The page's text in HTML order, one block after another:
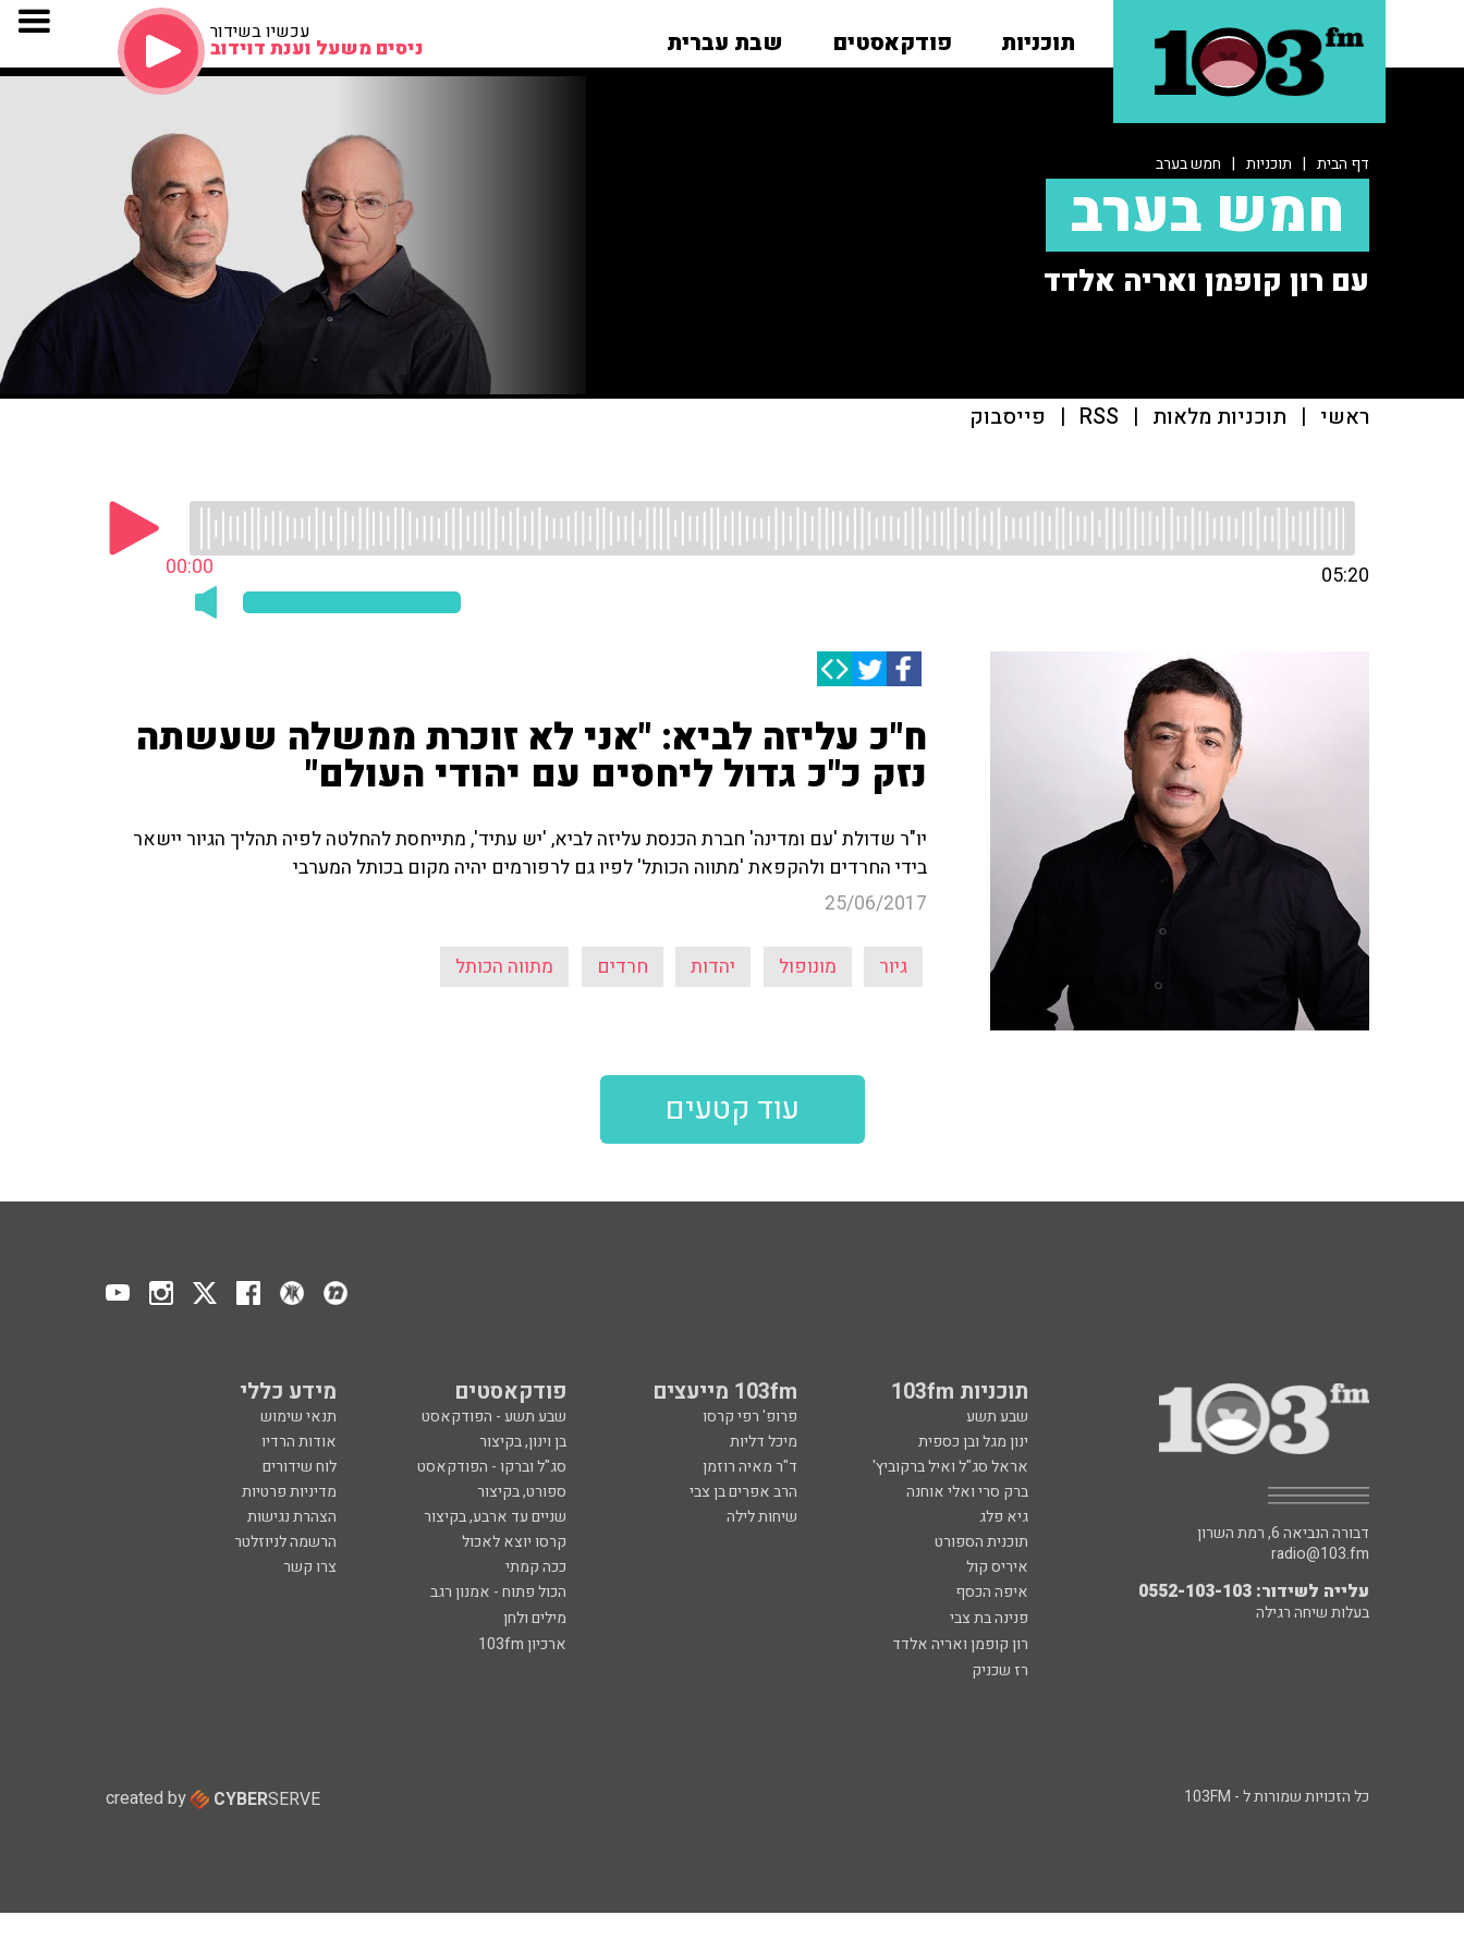
תוכניות פודקאסטים שבת עברית עכשיו בשידור
ניסים משעל וענת דוידוב
דף הבית | תוכניות | חמש בערב
חמש בערב
עם רון קופמן ואריה אלדד
ראשי | תוכניות מלאות |
RSS
| פייסבוק
00:00 05:20
ח"כ עליזה לביא: "אני לא זוכרת ממשלה שעשתה
נזק כ"כ גדול ליחסים עם יהודי העולם"
יו"ר שדולת 'עם ומדינה' חברת הכנסת עליזה לביא, 'יש עתיד', מתייחסת להחלטה לפיה תהליך הגיור יישאר
בידי החרדים ולהקפאת 'מתווה הכותל' לפיו גם לרפורמים יהיה מקום בכותל המערבי
25/06/2017
גיור מונופול יהדות חרדים מתווה הכותל
עוד קטעים
תוכניות 103fm 103fm מייעצים פודקאסטים מידע כללי
שבע תשע פרופ' רפי קרסו שבע תשע - הפודקאסט
תנאי שימוש
ינון מגל ובן כספית
מיכל דליות בן וינון, בקיצור
אודות הרדיו
אראל סג"ל ואיל ברקוביץ'
ד"ר מאיה רוזמן סג"ל וברקו - הפודקאסט
לוח שידורים
ברק סרי ואלי אוחנה
הרב אפרים בן צבי ספורט, בקיצור
מדיניות פרטיות
גיא פלג
שיחות לילה שניים עד ארבע, בקיצור
הצהרת נגישות
תוכנית הספורט
קרסו יוצא לאכול
הרשמה לניוזלטר
איריס קול
ככה קמתי
צרו קשר
איפה הכסף
הכול פתוח - אמנון רגב
פנינה בת צבי
מילים ולחן
רון קופמן ואריה אלדד
ארכיון 103fm
רז שכניק
דבורה הנביאה 6, רמת השרון
radio@103.fm
עלייה לשידור: 0552-103-103
בעלות שיחה רגילה
כל הזכויות שמורות ל - 103FM created by CYBERSERVE